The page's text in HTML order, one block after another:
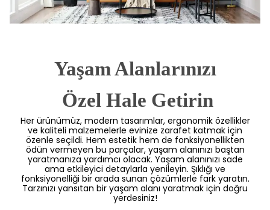
Yaşam Alanlarınızı
Özel Hale Getirin
Her ürünümüz, modern tasarımlar, ergonomik özellikler
ve kaliteli malzemelerle evinize zarafet katmak için
özenle seçildi. Hem estetik hem de fonksiyonellikten
ödün vermeyen bu parçalar, yaşam alanınızı baştan
yaratmanıza yardımcı olacak. Yaşam alanınızı sade
ama etkileyici detaylarla yenileyin. Şıklığı ve
fonksiyonelliği bir arada sunan çözümlerle fark yaratın.
Tarzınızı yansıtan bir yaşam alanı yaratmak için doğru
yerdesiniz!